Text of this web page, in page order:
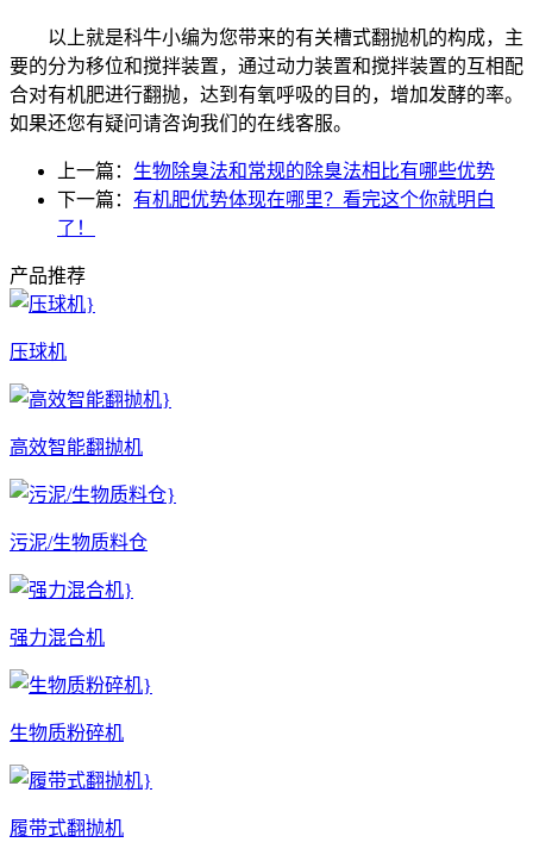
以上就是科牛小编为您带来的有关槽式翻抛机的构成，主
要的分为移位和搅拌装置，通过动力装置和搅拌装置的互相配
合对有机肥进行翻抛，达到有氧呼吸的目的，增加发酵的率。
如果还您有疑问请咨询我们的在线客服。
上一篇： 生物除臭法和常规的除臭法相比有哪些优势
下一篇： 有机肥优势体现在哪里？看完这个你就明白
了！
产品推荐
压球机
高效智能翻抛机
污泥/生物质料仓
强力混合机
生物质粉碎机
履带式翻抛机